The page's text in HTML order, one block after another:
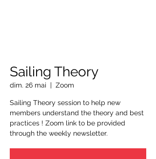
Sailing Theory
dim. 26 mai
  |
Zoom
Sailing Theory session to help new
members understand the theory and best
practices ! Zoom link to be provided
through the weekly newsletter.